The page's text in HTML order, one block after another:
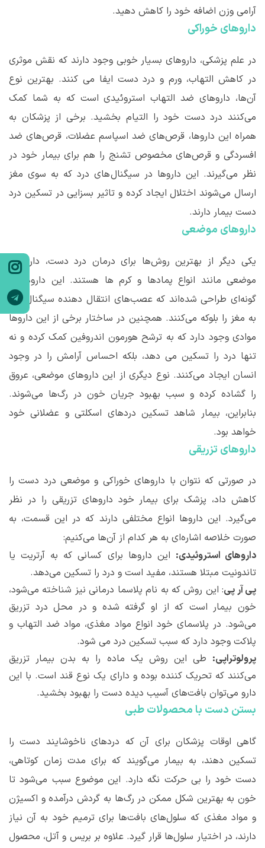
آرامی وزن اضافه خود را کاهش دهید.
داروهای خوراکی
در علم پزشکی، داروهای بسیار خوبی وجود دارند که نقش موثری
در کاهش التهاب، ورم و درد دست ایفا می کنند. بهترین نوع
آنها، داروهای ضد التهاب استروئیدی است که به شما کمک
میکنند درد دست خود را التیام بخشید. برخی از پزشکان به
همراه این داروها، قرصهای ضد اسپاسم عضلات، قرصهای ضد
افسردگی و قرصهای مخصوص تشنج را هم برای بیمار خود در
نظر میگیرند. این داروها در سیگنالهای درد که به سوی مغز
ارسال میشوند اختلال ایجاد کرده و تاثیر بسزایی در تسکین درد
دست بیمار دارند.
داروهای موضعی
یکی دیگر از بهترین روشها برای درمان درد دست، داروهای
موضعی مانند انواع پمادها و کرم ها هستند. این داروها به
گونهای طراحی شدهاند که عصبهای انتقال دهنده سیگنال درد
به مغز را بلوکه میکنند. همچنین در ساختار برخی از این داروها
موادی وجود دارد که به ترشح هورمون اندروفین کمک کرده و نه
تنها درد را تسکین می دهد، بلکه احساس آرامش را در وجود
انسان ایجاد میکنند. نوع دیگری از این داروهای موضعی، عروق
را گشاده کرده و سبب بهبود جریان خون در رگها می‌شوند.
بنابراین، بیمار شاهد تسکین دردهای اسکلتی و عضلانی خود
خواهد بود.
داروهای تزریقی
در صورتی که نتوان با داروهای خوراکی و موضعی درد دست را
کاهش داد، پزشک برای بیمار خود داروهای تزریقی را در نظر
میگیرد. این داروها انواع مختلفی دارند که در این قسمت، به
صورت خلاصه اشارهای به هر کدام از آنها میکنیم:
داروهای استروئیدی: این داروها برای کسانی که به آرتریت یا
تاندونیت مبتلا هستند، مفید است و درد را تسکین میدهد.
پی آر پی: این روش که به نام پلاسما درمانی نیز شناخته میشود،
خون بیمار است که از او گرفته شده و در محل درد تزریق
میشود. در پلاسمای خود انواع مواد مغذی، مواد ضد التهاب و
پلاکت وجود دارد که سبب تسکین درد می شود.
پرولوتراپی: طی این روش یک ماده را به بدن بیمار تزریق
میکنند که تحریک کننده بوده و دارای یک نوع قند است. با این
دارو میتوان بافتهای آسیب دیده دست را بهبود بخشید.
بستن دست با محصولات طبی
گاهی اوقات پزشکان برای آن که دردهای ناخوشایند دست را
تسکین دهند، به بیمار میگویند که برای مدت زمان کوتاهی،
دست خود را بی حرکت نگه دارد. این موضوع سبب میشود تا
خون به بهترین شکل ممکن در رگها به گردش درآمده و اکسیژن
و مواد مغذی که سلولهای بافتها برای ترمیم خود به آن نیاز
دارند، در اختیار سلولها قرار گیرد. علاوه بر بریس و آتل، محصول